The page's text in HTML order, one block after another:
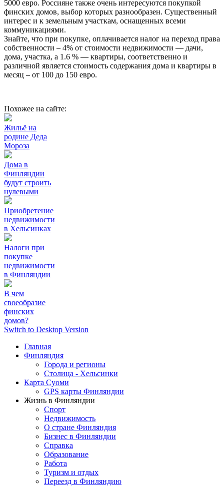
5000 евро. Россияне также очень интересуются покупкой
финских домов, выбор которых разнообразен. Существенный
интерес и к земельным участкам, оснащенных всеми
коммуникациями.
Знайте, что при покупке, оплачивается налог на переход права
собственности – 4% от стоимости недвижимости — дачи,
дома, участка, а 1.6 % — квартиры, соответственно и
различной является стоимость содержания дома и квартиры в
месяц – от 100 до 150 евро.
Похожее на сайте:
Жильё на
родине Деда
Мороза
Дома в
Финляндии
будут строить
нулевыми
Приобретение
недвижимости
в Хельсинках
Налоги при
покупке
недвижимости
в Финляндии
В чем
своеобразие
финских
домов?
Switch to Desktop Version
Главная
Финляндия
Города и регионы
Столица - Хельсинки
Карта Суоми
GPS карты Финляндии
Жизнь в Финляндии
Спорт
Недвижимость
О стране Финляндия
Бизнес в Финляндии
Справка
Образование
Работа
Туризм и отдых
Переезд в Финляндию